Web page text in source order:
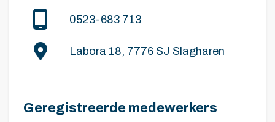
0523-683 713
Labora 18, 7776 SJ Slagharen
Geregistreerde medewerkers